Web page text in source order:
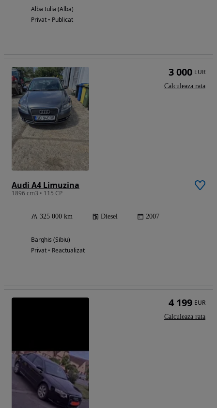
Alba Iulia (Alba)
Privat • Publicat
Audi A4 Limuzina
1896 cm3 • 115 CP
325 000 km Diesel 2007
Barghis (Sibiu)
Privat • Reactualizat
3 000 EUR
Calculeaza rata
4 199 EUR
Calculeaza rata